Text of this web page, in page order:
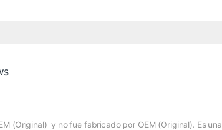
(Original) y no fue fabricado por OEM (Original). Es una